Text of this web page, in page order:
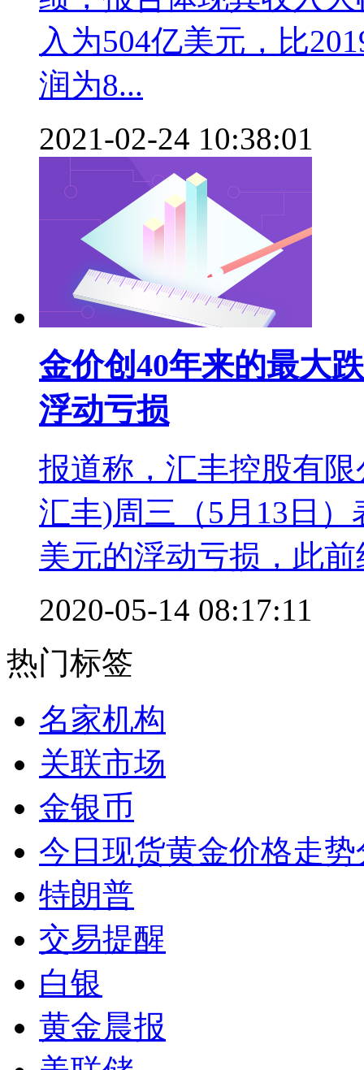
入为504亿美元，比
润为8...
2021-02-24 10:38:01
金价创40年来的最大
浮动亏损
报道称，汇丰控股有限
汇丰)周三（5月13日
美元的浮动亏损，此
2020-05-14 08:17:11
热门标签
名家机构
关联市场
金银币
今日现货黄金价格走势
特朗普
交易提醒
白银
黄金晨报